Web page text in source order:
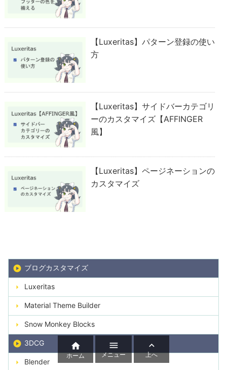
【Luxeritas】パターン登録の使い
方
【Luxeritas】サイドバーカテゴリ
ーのカスタマイズ【AFFINGER
風】
【Luxeritas】ページネーションの
カスタマイズ
ブログカスタマイズ
Luxeritas
Material Theme Builder
Snow Monkey Blocks
3DCG
Blender

ホーム

メニュー

上へ